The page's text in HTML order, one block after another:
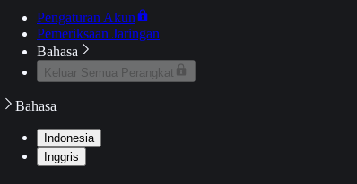
Pengaturan Akun
Pemeriksaan Jaringan
Bahasa
Keluar Semua Perangkat
Bahasa
Indonesia
Inggris